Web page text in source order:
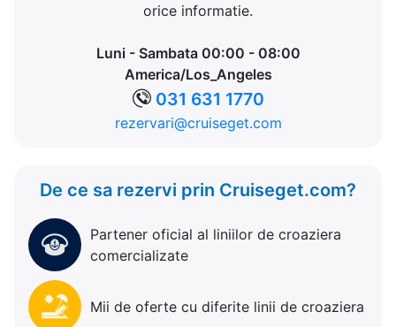
orice informatie.
Luni - Sambata 00:00 - 08:00
America/Los_Angeles
031 631 1770
rezervari@cruiseget.com
De ce sa rezervi prin Cruiseget.com?
Partener oficial al liniilor de croaziera
comercializate
Mii de oferte cu diferite linii de croaziera